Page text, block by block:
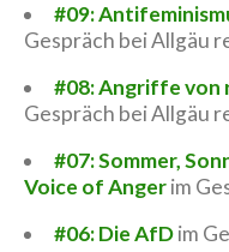
#09:
Gespräch bei Allgäu
#08: Angriffe von
Gespräch bei Allgäu
#07: Sommer,
Voice of Angerim
#06: Die AfDim